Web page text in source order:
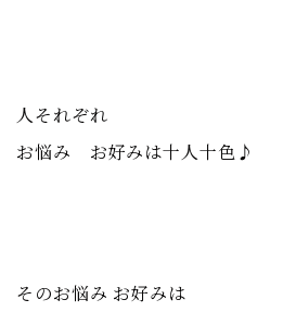
人それぞれ
お悩み お好みは十人十色♪
そのお悩み お好みは